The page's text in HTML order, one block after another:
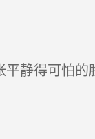
静得可怕